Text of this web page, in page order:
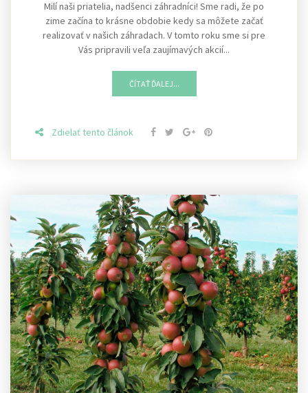
Milí naši priatelia, nadšenci záhradníci! Sme radi, že po
zime začína to krásne obdobie kedy sa môžete začať
realizovať v našich záhradach. V tomto roku sme si pre
Vás pripravili veľa zaujímavých akcií...
ČÍTAŤ ĎALEJ...
Zdielať tento článok